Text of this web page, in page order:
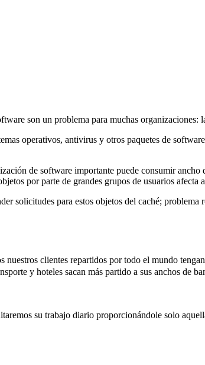
son un problema para muchas organizaciones:
operativos, antivirus y otros paquetes de
de software importante puede consumir
por parte de grandes grupos de usuarios
solicitudes para estos objetos del caché; problema
nuestros clientes repartidos por todo el mundo
y hoteles sacan más partido a sus anchos de
su trabajo diario proporcionándole solo